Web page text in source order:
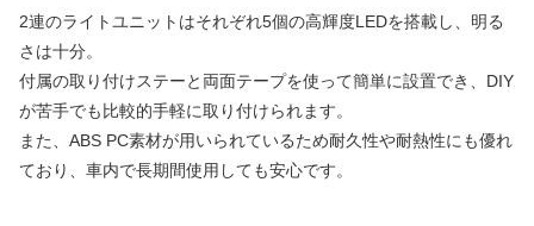
2連のライトユニットはそれぞれ5個の高輝度LEDを搭載し、明る
さは十分。
付属の取り付けステーと両面テープを使って簡単に設置でき、DIY
が苦手でも比較的手軽に取り付けられます。
また、ABS PC素材が用いられているため耐久性や耐熱性にも優れ
ており、車内で長期間使用しても安心です。